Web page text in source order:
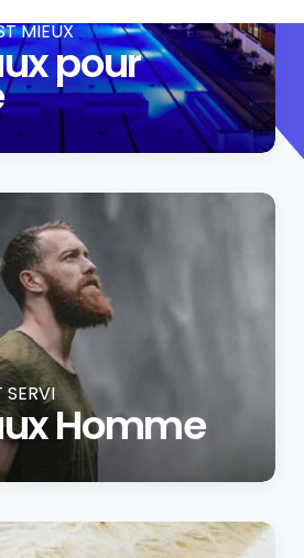
MIEUX
pour
SERVI
Homme